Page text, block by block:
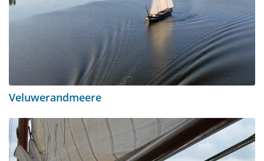
Veluwerandmeere